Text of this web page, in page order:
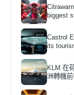
biggest
Castrol
its
KLM 在
洲轉機